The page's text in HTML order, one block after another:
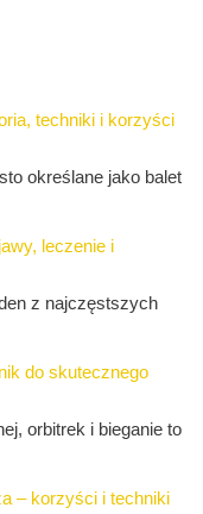
techniki i korzyści
określane jako balet
leczenie i
z najczęstszych
do skutecznego
orbitrek i bieganie to
– korzyści i techniki